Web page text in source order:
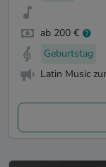
ab 200 €
Geburtstag
Latin Music